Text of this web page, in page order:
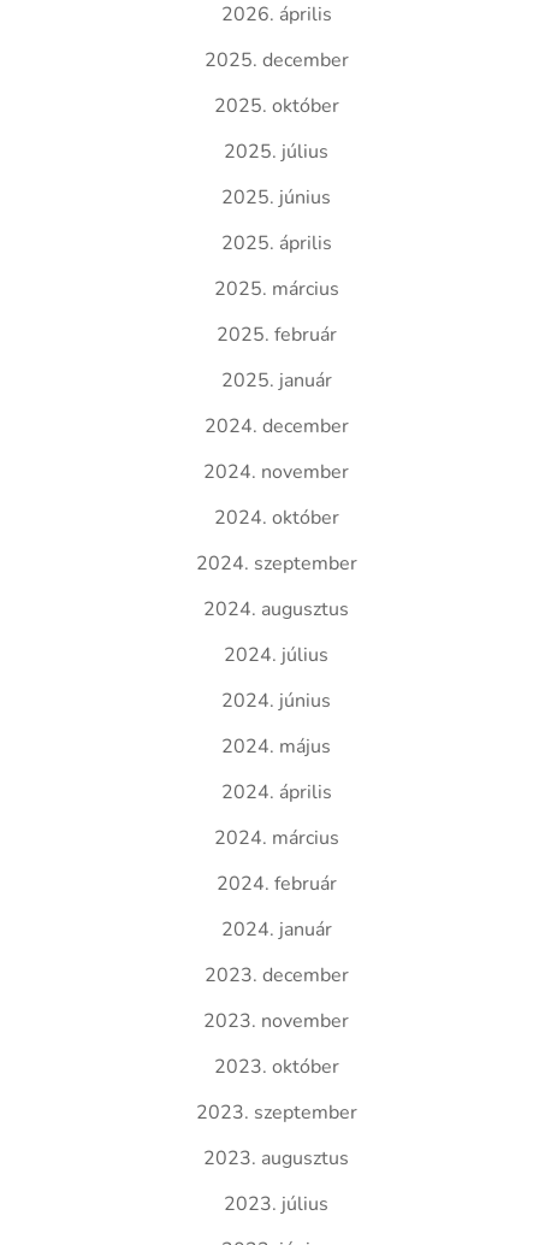
2026. április
2025. december
2025. október
2025. július
2025. június
2025. április
2025. március
2025. február
2025. január
2024. december
2024. november
2024. október
2024. szeptember
2024. augusztus
2024. július
2024. június
2024. május
2024. április
2024. március
2024. február
2024. január
2023. december
2023. november
2023. október
2023. szeptember
2023. augusztus
2023. július